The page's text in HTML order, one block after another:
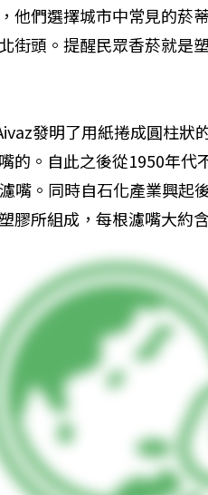
他們選擇城市中常見的菸
街頭。提醒民眾香菸就是
發明了用紙捲成圓柱狀
的。自此之後從1950年代
嘴。同時自石化產業興起
膠所組成，每根濾嘴大約